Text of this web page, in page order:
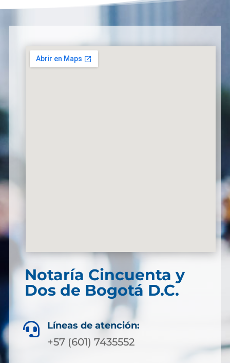
Notaría Cincuenta y
Dos de Bogotá D.C.
 Líneas de atención:
+57 (601) 7435552